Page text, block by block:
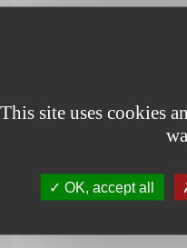
This site uses cookies
OK, accept all